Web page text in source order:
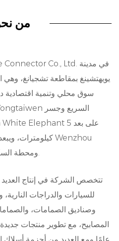
التوصيلات الكهربائية.
واحدة من السمات
الثبات التأكسدي. وهي
مرور الوقت،
مختلفة. هذا الاستقرار
التآكل ولكن يساهم أيضا
من
يويهتشينغ بمقاطعة تشجيانغ، وهي
سوق محلي وتنمية اقتصادية
ومحطة السكة الحديد. الطريق مناسب جدا.
تتخصص الشركة في إنتاج العديد
للسيارات والدراجات
وصناديق الصمامات،